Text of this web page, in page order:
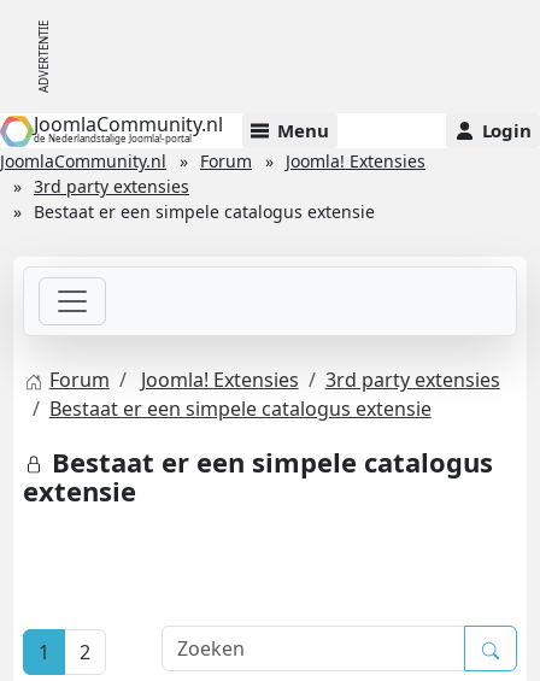
JoomlaCommunity.nl
de Nederlandstalige Joomla!-portal Menu Login
JoomlaCommunity.nl Forum
Joomla! Extensies
3rd party extensies
Bestaat er een simpele catalogus extensie
Forum Joomla! Extensies
3rd party extensies
Bestaat er een simpele catalogus extensie
Bestaat er een simpele catalogus
extensie
1 2